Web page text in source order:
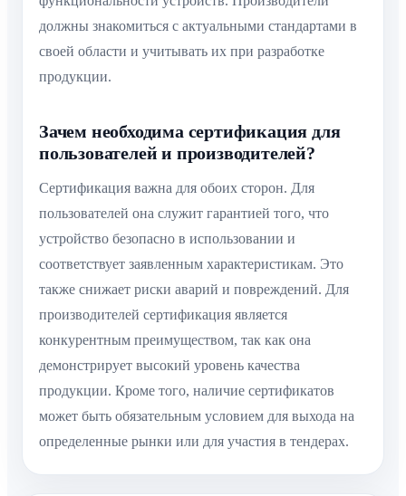
должны знакомиться с актуальными стандартами в
своей области и учитывать их при разработке
продукции.
Зачем необходима сертификация для
пользователей и производителей?
Сертификация важна для обоих сторон. Для
пользователей она служит гарантией того, что
устройство безопасно в использовании и
соответствует заявленным характеристикам. Это
также снижает риски аварий и повреждений. Для
производителей сертификация является
конкурентным преимуществом, так как она
демонстрирует высокий уровень качества
продукции. Кроме того, наличие сертификатов
может быть обязательным условием для выхода на
определенные рынки или для участия в тендерах.